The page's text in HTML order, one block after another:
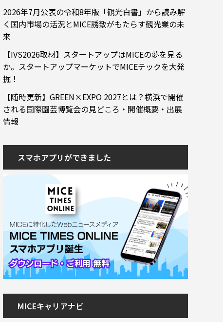
2026年7月公表の令和8年版「観光白書」から読み解
く国内市場の活況とMICE誘致がもたらす観光業の未
来
【IVS2026取材】スタートアップはMICEの夢を見る
か。スタートアップマーケットでMICEテックを大発
掘！
【随時更新】GREEN×EXPO 2027とは？横浜で開催
される国際園芸博覧会の見どころ・開催概要・出展
情報
スマホアプリができました
MICEキャリアナビ